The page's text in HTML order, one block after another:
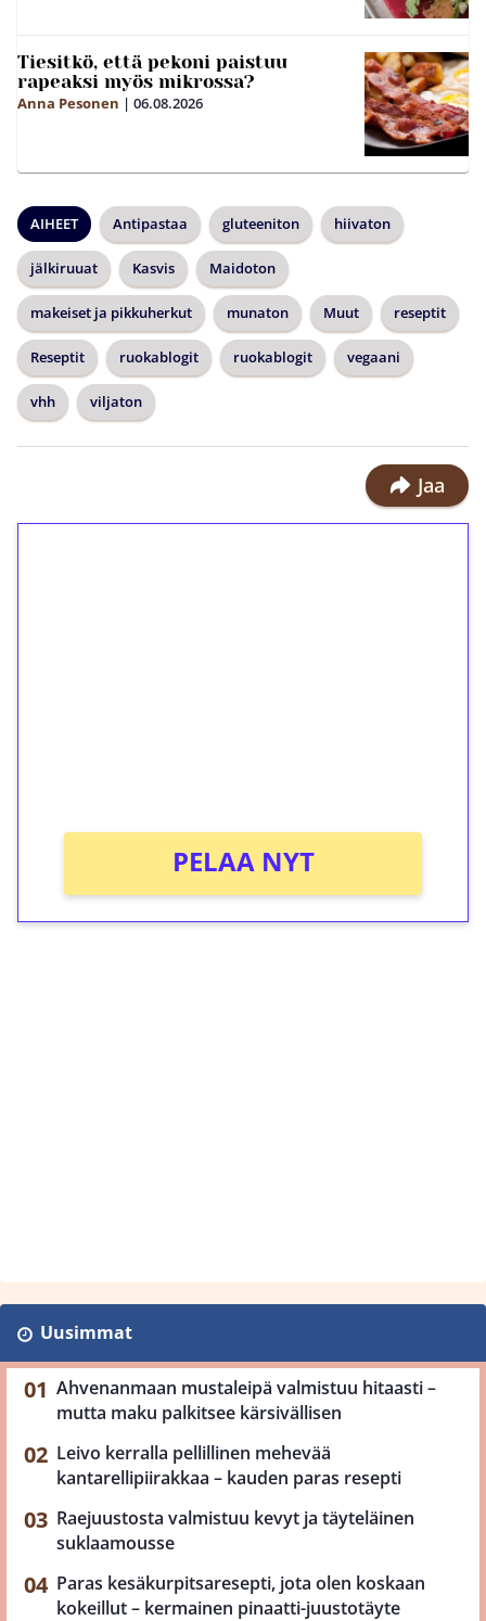
Tiesitkö, että pekoni paistuu
rapeaksi myös mikrossa?
Anna Pesonen | 06.08.2026
AIHEET Antipastaa gluteeniton hiivaton
jälkiruuat Kasvis Maidoton
makeiset ja pikkuherkut munaton Muut reseptit
Reseptit ruokablogit ruokablogit vegaani
vhh viljaton
Jaa
PELAA NYT
Uusimmat
Ahvenanmaan mustaleipä valmistuu hitaasti –
mutta maku palkitsee kärsivällisen
Leivo kerralla pellillinen mehevää
kantarellipiirakkaa – kauden paras resepti
Raejuustosta valmistuu kevyt ja täyteläinen
suklaamousse
Paras kesäkurpitsaresepti, jota olen koskaan
kokeillut – kermainen pinaatti-juustotäyte